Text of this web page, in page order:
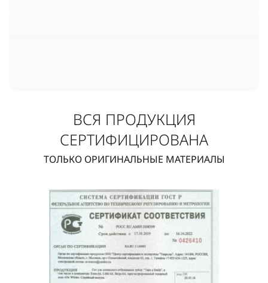
ВСЯ ПРОДУКЦИЯ
СЕРТИФИЦИРОВАНА
ТОЛЬКО ОРИГИНАЛЬНЫЕ МАТЕРИАЛЫ